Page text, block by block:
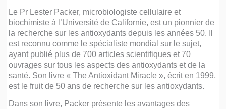
Le Pr Lester Packer, microbiologiste cellulaire et
biochimiste à l’Université de Californie, est un pionnier de
la recherche sur les antioxydants depuis les années 50. Il
est reconnu comme le spécialiste mondial sur le sujet,
ayant publié plus de 700 articles scientifiques et 70
ouvrages sur tous les aspects des antioxydants et de la
santé. Son livre « The Antioxidant Miracle », écrit en 1999,
est le fruit de 50 ans de recherche sur les antioxydants.
Dans son livre, Packer présente les avantages des